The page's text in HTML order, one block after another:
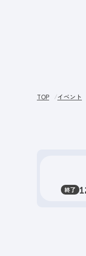
TOP イベント
終了